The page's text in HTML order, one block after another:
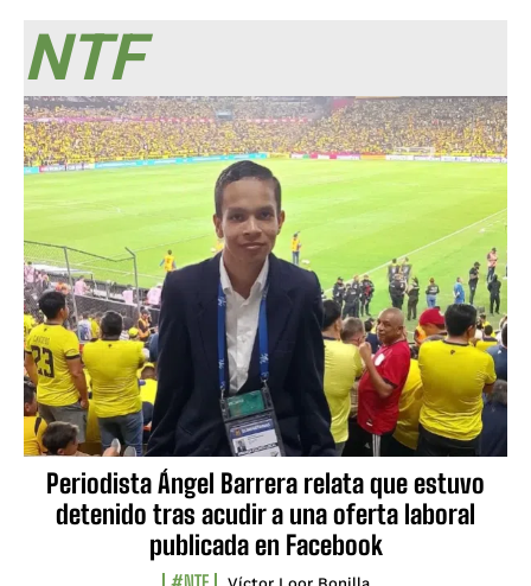
NTF
Periodista Ángel Barrera relata que estuvo
detenido tras acudir a una oferta laboral
publicada en Facebook